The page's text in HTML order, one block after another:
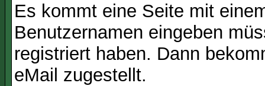
Es kommt eine Seite mit
Benutzernamen eingeben
registriert haben. Dann
eMail zugestellt.